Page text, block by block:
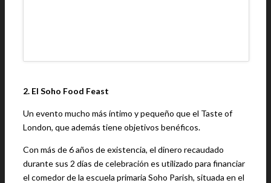
2. El Soho Food Feast
Un evento mucho más íntimo y pequeño que el Taste of
London, que además tiene objetivos benéficos.
Con más de 6 años de existencia, el dinero recaudado
durante sus 2 días de celebración es utilizado para financiar
el comedor de la escuela primaria Soho Parish, situada en el